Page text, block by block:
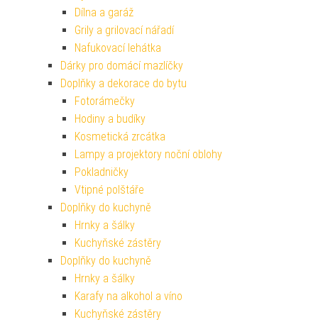
Dílna a garáž
Grily a grilovací nářadí
Nafukovací lehátka
Dárky pro domácí mazlíčky
Doplňky a dekorace do bytu
Fotorámečky
Hodiny a budíky
Kosmetická zrcátka
Lampy a projektory noční oblohy
Pokladničky
Vtipné polštáře
Doplňky do kuchyně
Hrnky a šálky
Kuchyňské zástěry
Doplňky do kuchyně
Hrnky a šálky
Karafy na alkohol a víno
Kuchyňské zástěry